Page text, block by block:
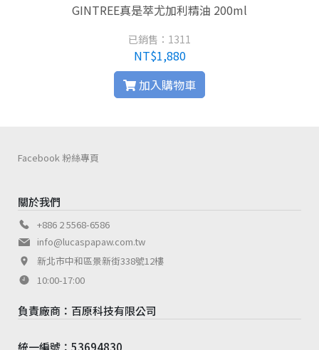
GINTREE真是萃尤加利精油 200ml
已銷售：1311
NT$1,880
加入購物車
關於我們
+886 2 5568-6586
info@lucaspapaw.com.tw
新北市中和區景新街338號12樓
10:00-17:00
負責廠商：百原科技有限公司
統一編號：53694830
Facebook 粉絲專頁